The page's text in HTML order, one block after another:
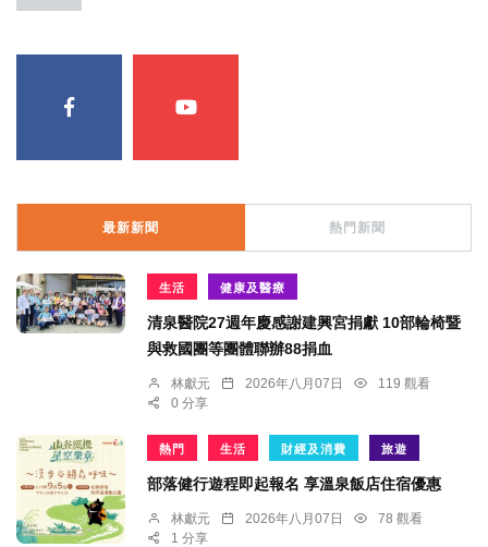
最新新聞 熱門新聞
生活 健康及醫療
清泉醫院27週年慶感謝建興宮捐獻 10部輪椅暨
與救國團等團體聯辦88捐血
林獻元 2026年八月07日
119 觀看
0 分享
熱門 生活 財經及消費 旅遊
部落健行遊程即起報名 享溫泉飯店住宿優惠
林獻元 2026年八月07日
78 觀看
1 分享